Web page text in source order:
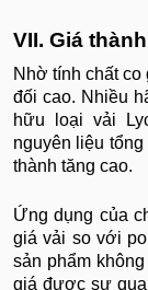
VII. Giá
Nhờ tính chất co
đối cao. Nhiều
hữu loại vải
nguyên liệu
thành tăng cao.
Ứng dụng của
giá vải so với
sản phẩm
giá được sự